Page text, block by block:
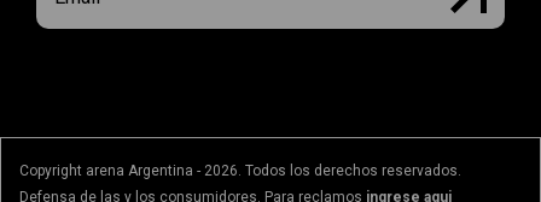
Copyright arena Argentina - 2026. Todos los derechos reservados.
Defensa de las y los consumidores. Para reclamos ingrese aqui